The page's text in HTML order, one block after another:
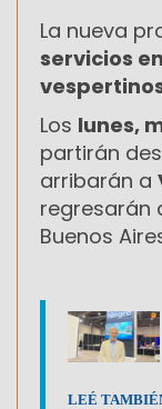
La nueva
servicios
Los lunes,
partirán
arribarán a
regresarán
Buenos
LEÉ